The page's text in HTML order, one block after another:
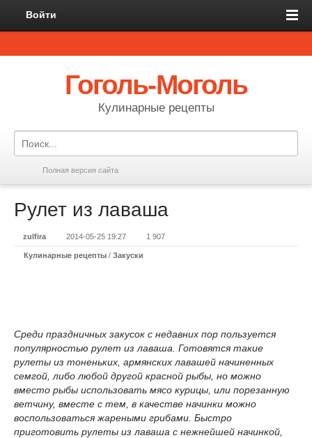
Войти
Гоголь-Моголь
Кулинарные рецепты
Полная версия сайта
Рулет из лаваша
zulfira 2014-05-25 19:27 1 907
Кулинарные рецепты / Закуски
Среди праздничных закусок с недавних пор пользуется
популярностью рулет из лаваша. Готовятся такие
рулеты из тоненьких, армянских лавашей начиненных
семгой, либо любой другой красной рыбы, но можно
вместо рыбы использовать мясо курицы, или порезанную
ветчину, вместе с тем, в качестве начинки можно
воспользоваться жареными грибами. Быстро
приготовить рулеты из лаваша с нежнейшей начинкой,